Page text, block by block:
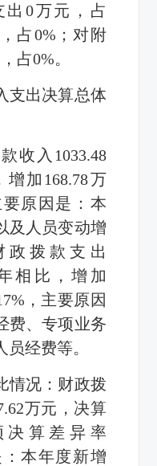
出 0万元，占
占0% ；对附
占0%。
支出决算总体
收入 1033.48
增加 168.78万
原因是： 本
及人员变动增
政拨款支出
相比，增加
，主要原因
费、专项业务
员经费等。
情况：财政拨
万元，决算
决算差异率
：本年度新增